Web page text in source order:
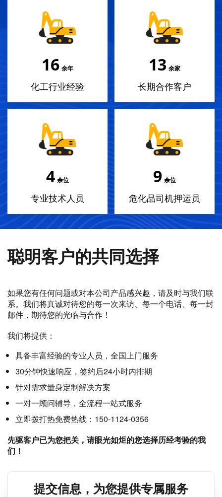
18 余年
化工行业经验
14 余家
长期合作客户
4 余位
专业技术人员
10 余位
危化品司机押运员
聪明客户的共同选择
如果您有任何问题或对本公司产品感兴趣，请及时与我们联
系。我们将真诚对待您的每一次来访、每一个电话、每一封
邮件，期待您的光临与合作！
我们将提供：
具备丰富经验的专业人员，全国上门服务
30分钟快速响应，签约后24小时内排期
针对需求量身定制解决方案
一对一顾问辅导，全流程一站式服务
立即拨打热免费热线：150-1124-0356
先驱客户已为您把关，请眼光如炬的您选择历经考验的我
们！
提交信息，为您提供专属服务